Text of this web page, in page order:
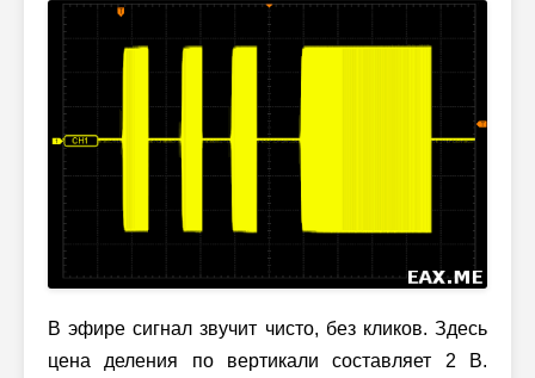
В эфире сигнал звучит чисто, без кликов. Здесь
цена деления по вертикали составляет 2 В.